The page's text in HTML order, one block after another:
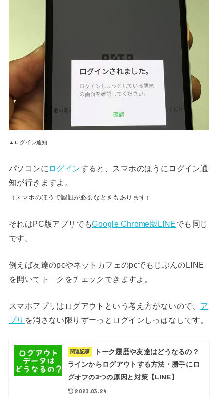
▲ログイン通知
パソコンに ログインすると、スマホのほうにログイン通
知が行きますよ。
（スマホのほうで認証が必要なときもあります）
それはPC版アプリでもGoogle Chrome版LINEでも同じ
です。
例えば友達のpcやネットカフェのpcでもじぶんのLINE
を開いてトークをチェックできますよ。
スマホアプリはログアウトという考え方がないので、 ア
プリ を消さない限りずーっとログインしっぱなしです。
関連記事
トーク履歴や友達はどうなるの？
ラインからログアウトする方法・勝手にロ
グオフの3つの原因と対策【LINE】
2023.03.24